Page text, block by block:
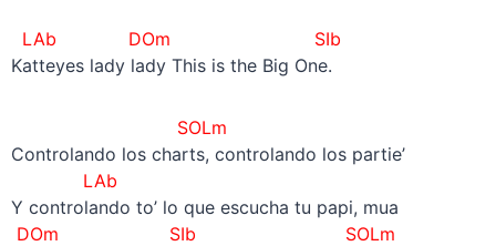
LAb DOm SIb
Katteyes lady lady This is the Big One.
SOLm
Controlando los charts, controlando los partie’
LAb
Y controlando to’ lo que escucha tu papi, mua
DOm SIb SOLm